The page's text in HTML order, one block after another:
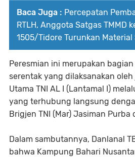
Baca Juga : Percepatan
RTLH, Anggota Satgas TMMD
1505/Tidore Turunkan Material
Peresmian ini merupakan
serentak yang dilaksanakan
Utama TNI AL I (Lantamal I)
yang terhubung langsung
Brigjen TNI (Mar) Jasiman Purba
Dalam sambutannya, Danlanal
bahwa Kampung Bahari